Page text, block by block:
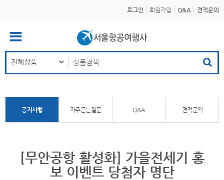
로그인 회원가입 Q&A 견적문의
공지사항 자주묻는질문 Q&A 견적문의
[무안공항 활성화] 가을전세기 홍
보 이벤트 당첨자 명단